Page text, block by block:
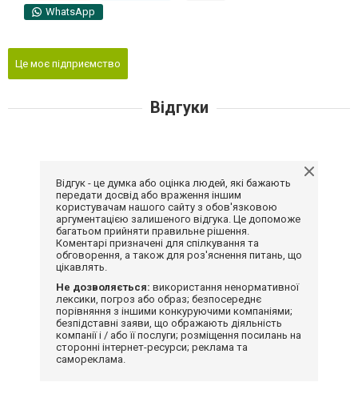
WhatsApp
Це моє підприємство
Відгуки
Відгук - це думка або оцінка людей, які бажають
передати досвід або враження іншим
користувачам нашого сайту з обов'язковою
аргументацією залишеного відгука. Це допоможе
багатьом прийняти правильне рішення.
Коментарі призначені для спілкування та
обговорення, а також для роз'яснення питань, що
цікавлять.
Не дозволяється: використання ненормативної
лексики, погроз або образ; безпосереднє
порівняння з іншими конкуруючими компаніями;
безпідставні заяви, що ображають діяльність
компанії і / або її послуги; розміщення посилань на
сторонні інтернет-ресурси; реклама та
самореклама.